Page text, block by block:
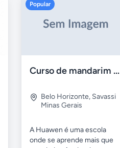
Popular
Curso de mandarim em belo horizonte
Belo Horizonte, Savassi
Minas Gerais
A Huawen é uma escola
onde se aprende mais que